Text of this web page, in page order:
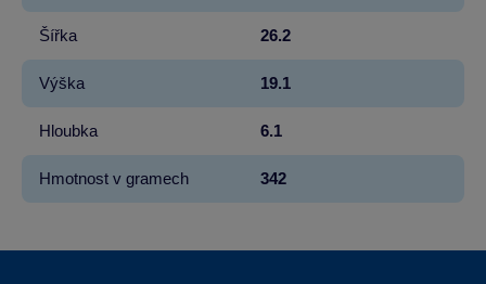
Šířka 26.2
Výška 19.1
Hloubka 6.1
Hmotnost v gramech 342